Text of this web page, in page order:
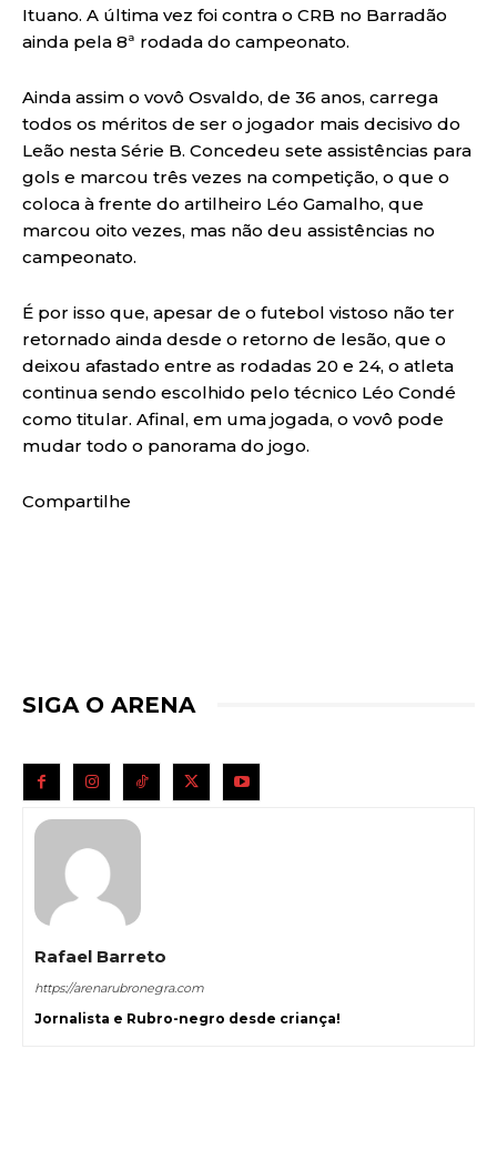
Ituano. A última vez foi contra o CRB no Barradão
ainda pela 8ª rodada do campeonato.
Ainda assim o vovô Osvaldo, de 36 anos, carrega
todos os méritos de ser o jogador mais decisivo do
Leão nesta Série B. Concedeu sete assistências para
gols e marcou três vezes na competição, o que o
coloca à frente do artilheiro Léo Gamalho, que
marcou oito vezes, mas não deu assistências no
campeonato.
É por isso que, apesar de o futebol vistoso não ter
retornado ainda desde o retorno de lesão, que o
deixou afastado entre as rodadas 20 e 24, o atleta
continua sendo escolhido pelo técnico Léo Condé
como titular. Afinal, em uma jogada, o vovô pode
mudar todo o panorama do jogo.
Compartilhe
SIGA O ARENA
Rafael Barreto
https://arenarubronegra.com
Jornalista e Rubro-negro desde criança!